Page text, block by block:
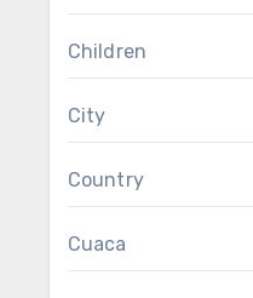
Children
City
Country
Cuaca